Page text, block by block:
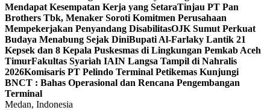
Mendapat Kesempatan Kerja yang SetaraTinjau PT Pan
Brothers Tbk, Menaker Soroti Komitmen Perusahaan
Mempekerjakan Penyandang DisabilitasOJK Sumut Perkuat
Budaya Menabung Sejak DiniBupati Al-Farlaky Lantik 21
Kepsek dan 8 Kepala Puskesmas di Lingkungan Pemkab Aceh
TimurFakultas Syariah IAIN Langsa Tampil di Nahralis
2026Komisaris PT Pelindo Terminal Petikemas Kunjungi
BNCT : Bahas Operasional dan Rencana Pengembangan
Terminal
Medan, Indonesia